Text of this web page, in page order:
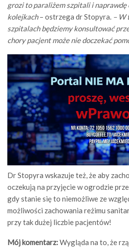
grozi to paraliżem szpitali i naprawdę
kolejkach– ostrzega dr Stopyra. – W
szpitalach będziemy konsultować
chory pacjent może nie doczekać
Dr Stopyra wskazuje też, że aby
oczekują na przyjęcie w ogrodzie
gdy stanie się to niemożliwe ze
możliwości zachowania reżimu
przy tak dużej liczbie pacjentów!
Mój komentarz:Wygląda na to, że